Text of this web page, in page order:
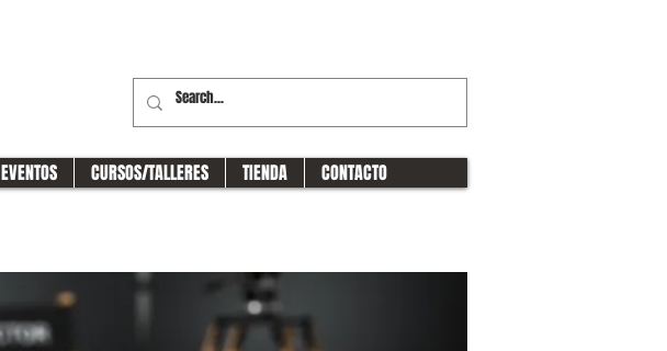
EVENTOS CURSOS/TALLERES TIENDA CONTACTO